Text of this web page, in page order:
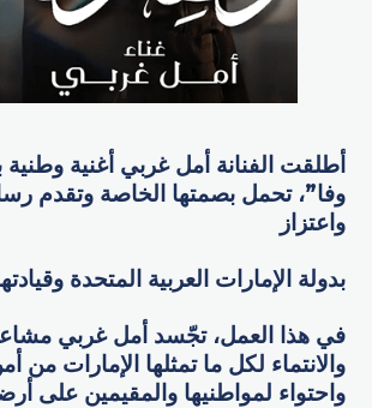
أطلقت الفنانة أمل غربي أغنیة وطنیة
وفا”، تحمل بصمتھا الخاصة وتقدم
واعتزاز
بدولة الإمارات العربیة المتحدة
في ھذا العمل، تجّسد أمل غربي مشاعر
والانتماء لكل ما تمثلها الإمارات من
واحتواء لمواطنیھا والمقیمین على